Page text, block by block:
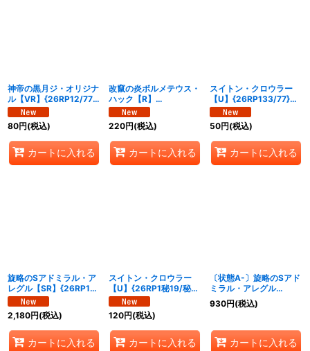
神帝の黒月ジ・オリジナ
ル【VR】{26RP12/77}
《水》
80円(税込)
カートに入れる
改竄の炎ボルメテウス・
ハック【R】
{26RP114/77}《水》
220円(税込)
カートに入れる
スイトン・クロウラー
【U】{26RP133/77}
《水》
50円(税込)
カートに入れる
旋略のSアドミラル・ア
レグル【SR】{26RP1秘
5/秘24}《水》
2,180円(税込)
カートに入れる
スイトン・クロウラー
【U】{26RP1秘19/秘
24}《水》
120円(税込)
カートに入れる
〔状態A-〕旋略のSアド
ミラル・アレグル
【SR】{26RP1S4/S11}
《水》
930円(税込)
カートに入れる